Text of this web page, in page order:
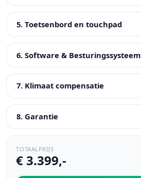
5. Toetsenbord en touchpad
6. Software & Besturingssysteem
7. Klimaat compensatie
8. Garantie
TOTAALPRIJS
€ 3.399,-